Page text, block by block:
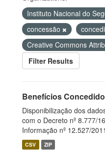
Instituto Nacional do
concessão
Creative Commons
Filter Results
Benefícios
Disponibilização dos
com o Decreto nº 8.777/
Informação nº 12.527/
CSV ZIP